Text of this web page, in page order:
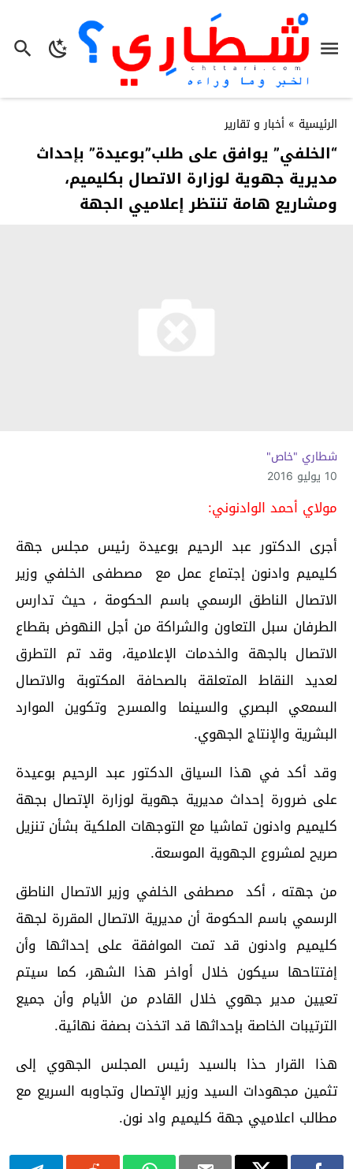
الرئيسية » أخبار و تقارير
“الخلفي” يوافق على طلب”بوعيدة” بإحداث
مديرية جهوية لوزارة الاتصال بكليميم،
ومشاريع هامة تنتظر إعلاميي الجهة
شطاري "خاص"
10 يوليو 2016
مولاي أحمد الوادنوني:
أجرى الدكتور عبد الرحيم بوعيدة رئيس مجلس جهة
كليميم وادنون إجتماع عمل مع مصطفى الخلفي وزير
الاتصال الناطق الرسمي باسم الحكومة ، حيث تدارس
الطرفان سبل التعاون والشراكة من أجل النهوض بقطاع
الاتصال بالجهة والخدمات الإعلامية، وقد تم التطرق
لعديد النقاط المتعلقة بالصحافة المكتوبة والاتصال
السمعي البصري والسينما والمسرح وتكوين الموارد
البشرية والإنتاج الجهوي.
وقد أكد في هذا السياق الدكتور عبد الرحيم بوعيدة
على ضرورة إحداث مديرية جهوية لوزارة الإتصال بجهة
كليميم وادنون تماشيا مع التوجهات الملكية بشأن تنزيل
صريح لمشروع الجهوية الموسعة.
من جهته ، أكد مصطفى الخلفي وزير الاتصال الناطق
الرسمي باسم الحكومة أن مديرية الاتصال المقررة لجهة
كليميم وادنون قد تمت الموافقة على إحداثها وأن
إفتتاحها سيكون خلال أواخر هذا الشهر، كما سيتم
تعيين مدير جهوي خلال القادم من الأيام وأن جميع
الترتيبات الخاصة بإحداثها قد اتخذت بصفة نهائية.
هذا القرار حذا بالسيد رئيس المجلس الجهوي إلى
تثمين مجهودات السيد وزير الإتصال وتجاوبه السريع مع
مطالب اعلاميي جهة كليميم واد نون.